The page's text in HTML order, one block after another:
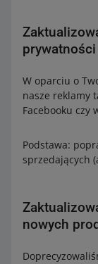
W oparciu o
nasze reklamy
Facebooku czy
Podstawa:
sprzedających
nowych